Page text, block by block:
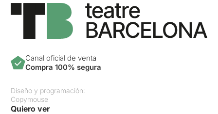
Canal oficial de venta
Compra 100% segura
Diseño y programación:
Copymouse
Quiero ver